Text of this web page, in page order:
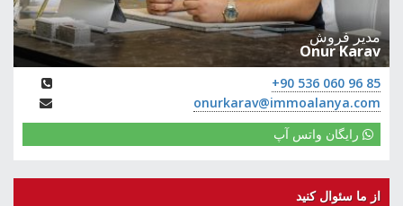
مدیر فروش
Onur Karav
+90 536 060 96 85
onurkarav@immoalanya.com
رایگان واتس آپ
از ما سئوال کنید